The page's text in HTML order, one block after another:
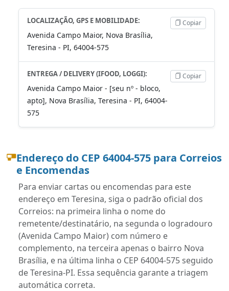
LOCALIZAÇÃO, GPS E MOBILIDADE:
Avenida Campo Maior, Nova Brasília,
Teresina - PI, 64004-575
Copiar
ENTREGA / DELIVERY (IFOOD, LOGGI):
Avenida Campo Maior - [seu nº - bloco,
apto], Nova Brasília, Teresina - PI, 64004-
575
Copiar
Endereço do CEP 64004-575 para Correios
e Encomendas
Para enviar cartas ou encomendas para este
endereço em Teresina, siga o padrão oficial dos
Correios: na primeira linha o nome do
remetente/destinatário, na segunda o logradouro
(Avenida Campo Maior) com número e
complemento, na terceira apenas o bairro Nova
Brasília, e na última linha o CEP 64004-575 seguido
de Teresina-PI. Essa sequência garante a triagem
automática correta.